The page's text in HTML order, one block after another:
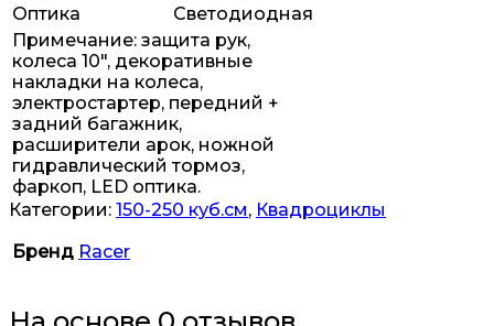
Оптика
Светодиодная
Примечание: защита рук,
колеса 10″, декоративные
накладки на колеса,
электростартер, передний +
задний багажник,
расширители арок, ножной
гидравлический тормоз,
фаркоп, LED оптика.
Категории: 150-250 куб.см, Квадроциклы
Бренд Racer